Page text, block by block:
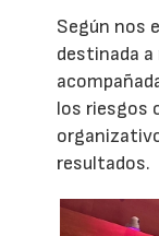
Según nos
destinada
los riesgos
resultados.